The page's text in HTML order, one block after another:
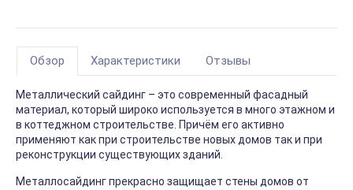
Обзор Характеристики Отзывы
Металлический сайдинг – это современный фасадный
материал, который широко используется в много этажном и
в коттеджном строительстве. Причём его активно
применяют как при строительстве новых домов так и при
реконструкции существующих зданий.
Металлосайдинг прекрасно защищает стены домов от